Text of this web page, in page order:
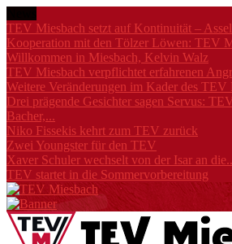
TEV Miesbach setzt auf Kontinuität –
Kooperation mit den Tölzer Löwen: TEV
Willkommen in Miesbach, Kelvin Walz
TEV Miesbach verpflichtet erfahrenen
Weitere Veränderungen im Kader des TEV
Drei prägende Gesichter sagen Servus:
Bacher,...
Niko Fissekis kehrt zum TEV zurück
Zwei Youngster für den TEV
Xaver Schuler wechselt von der Isar an
TEV startet in die Sommervorbereitung